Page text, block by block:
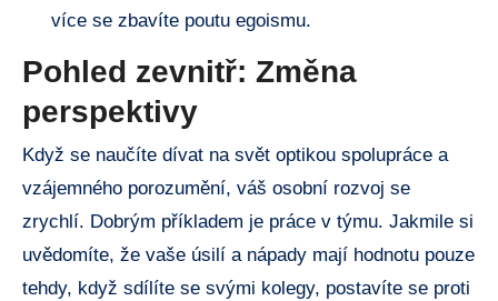
více se zbavíte poutu egoismu.
Pohled zevnitř: Změna
perspektivy
Když se naučíte dívat na svět optikou spolupráce a
vzájemného porozumění, váš osobní rozvoj se
zrychlí. Dobrým příkladem je práce v týmu. Jakmile si
uvědomíte, že vaše úsilí a nápady mají hodnotu pouze
tehdy, když sdílíte se svými kolegy, postavíte se proti